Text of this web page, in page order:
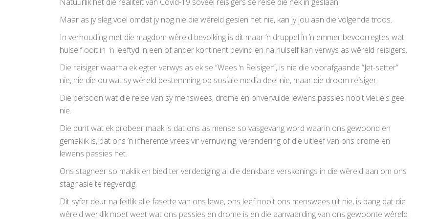
Maar as jy sleg voel omdat jy nog nie die wêreld gesien het nie, kan jy jou aan die volgende troos.
In verhouding met die magdom wêreld bevolking is dit maar ’n druppel in ’n emmer bevoorregtes wat
hulself ooit in ŉ leeftyd in een of ander kontinent bevind en na hulself kan verwys as wêreld reisigers.
Die reisiger waarna ek egter verwys as ek se “Wees ŉ Reisiger”, is nie die voorafgaande “Jet-setter”
nie, nie die ou wat sy wêreld bestemming op sosiale media deel nie, maar die droom reisiger.
Die persoon wat die reise van sy menswees, drome en onvervulde lewens passies nooit vleuels gee
nie.
Die punt wat ek probeer maak is dat ons as mense so vasgevang word waarin ons gewoond en
gemaklik is, dat ons ’n inherente vrees vir vernuwing, verandering of die uitleef van ons drome en
lewens passies het.
Ons stagneer so maklik en bied ter verdediging al die denkbare verskonings in die wêreld aan om ons
stagnasie te regverdig.
Dit syfer deur na feitlik alle fasette van ons lewe, ons leef nooit ons menswees uit nie, is bang dat die
wêreld werklik moet weet wat ons passies en drome is en die aanvaarding van ons gewoonte wêreld